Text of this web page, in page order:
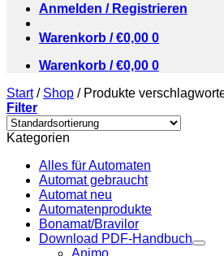
Anmelden / Registrieren
Warenkorb /€0,00 0
Warenkorb /€0,00 0
Start / Shop /Produkte
Filter
Kategorien
Alles für Automaten
Automat gebraucht
Automat neu
Automatenprodukte
Bonamat/Bravilor
Download PDF-Handbuch